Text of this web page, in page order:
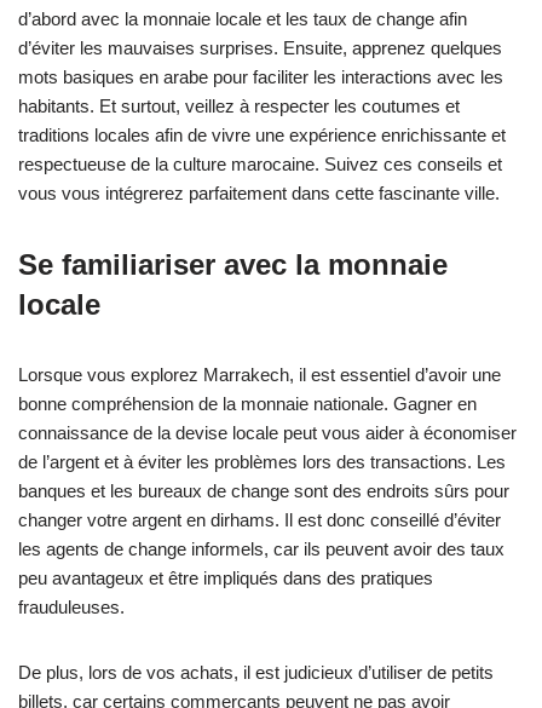
d’abord avec la monnaie locale et les taux de change afin
d’éviter les mauvaises surprises. Ensuite, apprenez quelques
mots basiques en arabe pour faciliter les interactions avec les
habitants. Et surtout, veillez à respecter les coutumes et
traditions locales afin de vivre une expérience enrichissante et
respectueuse de la culture marocaine. Suivez ces conseils et
vous vous intégrerez parfaitement dans cette fascinante ville.
Se familiariser avec la monnaie
locale
Lorsque vous explorez Marrakech, il est essentiel d’avoir une
bonne compréhension de la monnaie nationale. Gagner en
connaissance de la devise locale peut vous aider à économiser
de l’argent et à éviter les problèmes lors des transactions. Les
banques et les bureaux de change sont des endroits sûrs pour
changer votre argent en dirhams. Il est donc conseillé d’éviter
les agents de change informels, car ils peuvent avoir des taux
peu avantageux et être impliqués dans des pratiques
frauduleuses.
De plus, lors de vos achats, il est judicieux d’utiliser de petits
billets, car certains commerçants peuvent ne pas avoir